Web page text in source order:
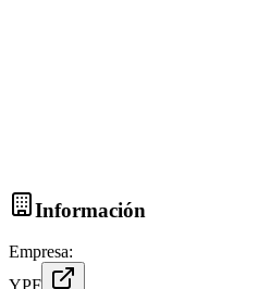
Información
Empresa: